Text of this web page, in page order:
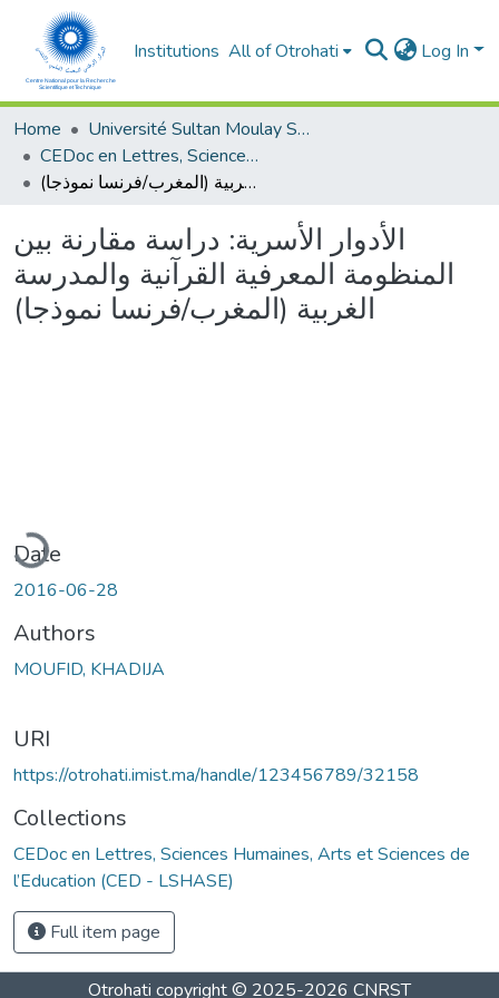
Institutions All of Otrohati Log In
Home
Université Sultan Moulay Slimane - Beni Mellal
CEDoc en Lettres, Sciences Humaines, Arts et Sciences de l’Education (CED - LSHASE)
الأدوار الأسرية: دراسة مقارنة بين المنظومة المعرفية القرآنية والمدرسة الغربية (المغرب/فرنسا نموذجا)
الأدوار الأسرية: دراسة مقارنة بين
المنظومة المعرفية القرآنية والمدرسة
الغربية (المغرب/فرنسا نموذجا)
Date
2016-06-28
Authors
MOUFID, KHADIJA
URI
https://otrohati.imist.ma/handle/123456789/32158
Collections
CEDoc en Lettres, Sciences Humaines, Arts et Sciences de
l’Education (CED - LSHASE)
Full item page
Otrohati copyright © 2025-2026 CNRST